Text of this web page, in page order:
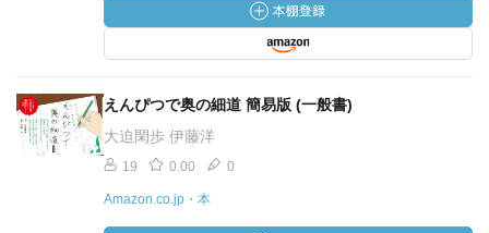
えんぴつで奥の細道 簡易版 (一般書)
大迫閑歩 伊藤洋
19 0.00 0
Amazon.co.jp・本